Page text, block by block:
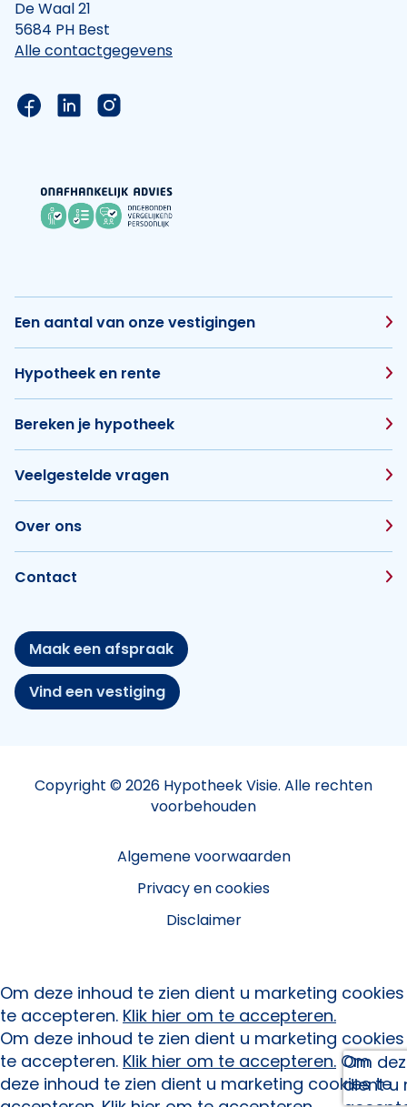
De Waal 21
5684 PH Best
Alle contactgegevens
Link naar de Facebook pagina van Hypotheek
Link naar de LinkedIn pagina van
Link naar de Instagram pagina van
Een aantal van onze vestigingen
Hypotheek en rente
Bereken je hypotheek
Veelgestelde vragen
Over ons
Contact
Maak een afspraak
Vind een vestiging
Copyright © 2026 Hypotheek Visie. Alle rechten
voorbehouden
Algemene voorwaarden
Privacy en cookies
Disclaimer
Om
dient u
Om deze inhoud te zien dient u marketing cookies
te accepteren. Klik hier om te accepteren.
Om deze inhoud te zien dient u marketing cookies
te accepteren. Klik hier om te accepteren. Om
deze inhoud te zien dient u marketing cookies te